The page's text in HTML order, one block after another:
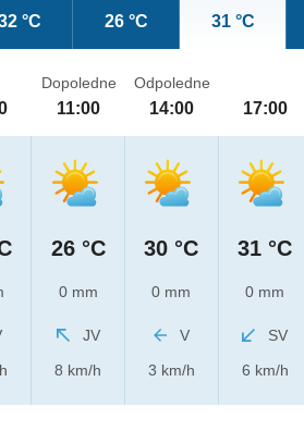
°C 26 °C 31 °C
Dopoledne
11:00
26 °C
0 mm
JV
8 km/h
Odpoledne
14:00
30 °C
0 mm
V
3 km/h
17:00
31 °C
0 mm
SV
6 km/h